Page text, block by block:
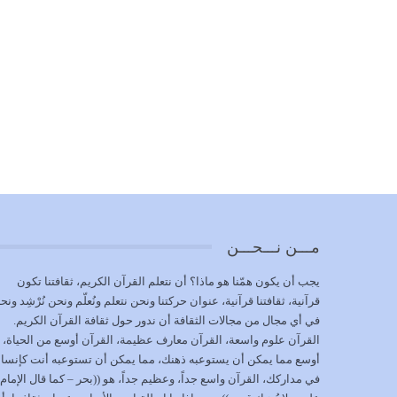
مـــن نـــحـــن
يجب أن يكون همّنا هو ماذا؟ أن نتعلم القرآن الكريم، ثقافتنا تكون
قرآنية، ثقافتنا قرآنية، عنوان حركتنا ونحن نتعلم ونُعلّم ونحن نُرْشِد
في أي مجال من مجالات الثقافة أن ندور حول ثقافة القرآن الكريم.
القرآن علوم واسعة، القرآن معارف عظيمة، القرآن أوسع من الحياة،
أوسع مما يمكن أن يستوعبه ذهنك، مما يمكن أن تستوعبه أنت
في مداركك، القرآن واسع جداً، وعظيم جداً، هو ((بحر – كما قال الإمام